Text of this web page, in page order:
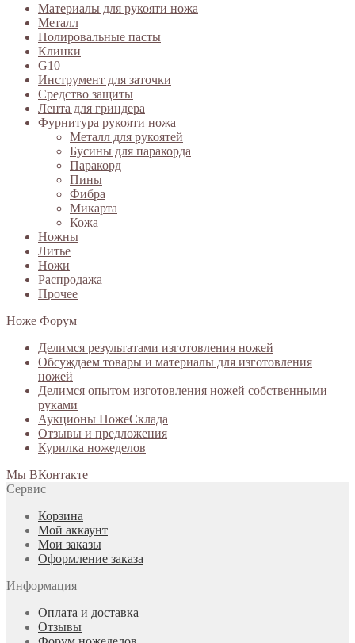
Материалы для рукояти ножа
Металл
Полировальные пасты
Клинки
G10
Инструмент для заточки
Средство защиты
Лента для гриндера
Фурнитура рукояти ножа
Металл для рукоятей
Бусины для паракорда
Паракорд
Пины
Фибра
Микарта
Кожа
Ножны
Литье
Ножи
Распродажа
Прочее
Ноже Форум
Делимся результатами изготовления ножей
Обсуждаем товары и материалы для изготовления
ножей
Делимся опытом изготовления ножей собственными
руками
Аукционы НожеСклада
Отзывы и предложения
Курилка ножеделов
Мы ВКонтакте
Сервис
Корзина
Мой аккаунт
Мои заказы
Оформление заказа
Информация
Оплата и доставка
Отзывы